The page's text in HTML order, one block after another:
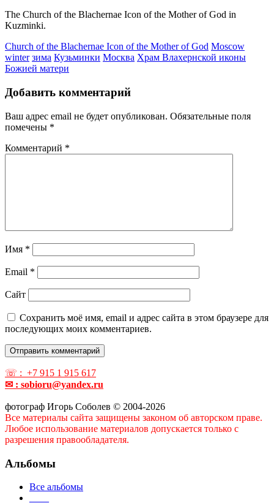
The Church of the Blachernae Icon of the Mother of God in
Kuzminki.
Church of the Blachernae Icon of the Mother of God Moscow
winter зима Кузьминки Москва Храм Влахернской иконы
Божией матери
Добавить комментарий
Ваш адрес email не будет опубликован. Обязательные поля
помечены *
Комментарий *
Имя *
Email *
Сайт
Сохранить моё имя, email и адрес сайта в этом браузере для
последующих моих комментариев.
☏ : +7 915 1 915 617
✉ : sobioru@yandex.ru
фотограф Игорь Соболев © 2004-2026
Все материалы сайта защищены законом об авторском праве.
Любое использование материалов допускается только с
разрешения правообладателя.
Альбомы
Все альбомы